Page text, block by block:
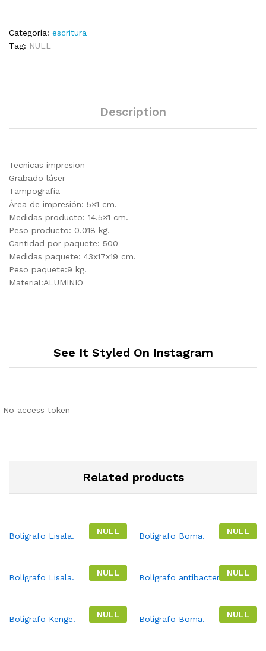
Categoría: escritura
Tag: NULL
Description
Tecnicas impresion
Grabado láser
Tampografía
Área de impresión: 5×1 cm.
Medidas producto: 14.5×1 cm.
Peso producto: 0.018 kg.
Cantidad por paquete: 500
Medidas paquete: 43x17x19 cm.
Peso paquete:9 kg.
Material:ALUMINIO
See It Styled On Instagram
No access token
Related products
NULL
Bolígrafo Lisala. NULL
Bolígrafo Boma.
NULL
Bolígrafo Lisala. NULL
Bolígrafo antibacterial.
NULL
Bolígrafo Kenge. NULL
Bolígrafo Boma.